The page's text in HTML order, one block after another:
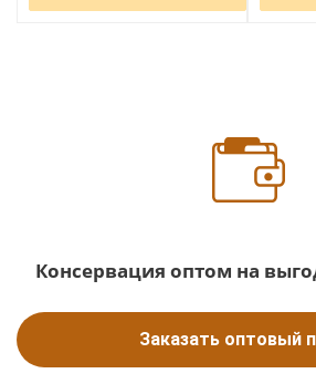
Консервация оптом на
Заказать оптовый